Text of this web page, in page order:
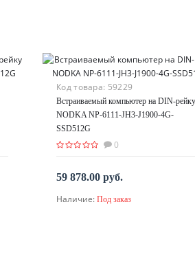
Код товара: 59229
Встраиваемый компьютер на DIN-рейку
NODKA NP-6111-JH3-J1900-4G-
SSD512G
0
59 878.00 руб.
По запросу
Наличие: Под заказ